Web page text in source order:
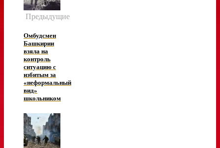
Предыдущие
Омбудсмен
Башкирии
взяла на
контроль
ситуацию с
избитым за
«неформальный
вид»
школьником